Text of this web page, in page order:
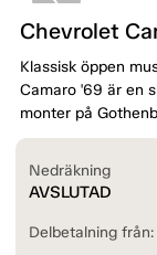
Chevrolet
Klassisk öppen
Camaro '69 är en
monter på
Nedräkning
AVSLUTAD
Delbetalning från: